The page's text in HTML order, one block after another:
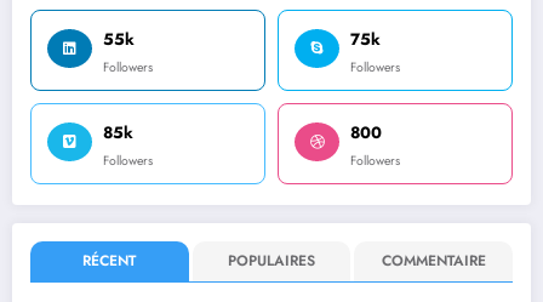
55k
Followers
75k
Followers
85k
Followers
800
Followers
RÉCENT POPULAIRES COMMENTAIRE